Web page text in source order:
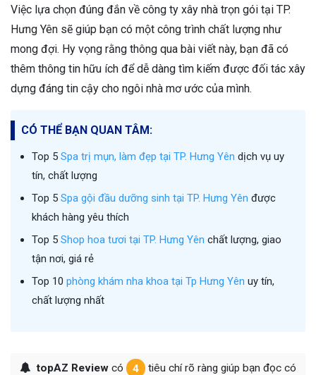
Việc lựa chọn đúng đắn về công ty xây nhà trọn gói tại TP.
Hưng Yên sẽ giúp bạn có một công trình chất lượng như
mong đợi. Hy vọng rằng thông qua bài viết này, bạn đã có
thêm thông tin hữu ích để dễ dàng tìm kiếm được đối tác xây
dựng đáng tin cậy cho ngôi nhà mơ ước của mình.
CÓ THỂ BẠN QUAN TÂM:
Top 5 Spa trị mụn, làm đẹp tại TP. Hưng Yên dịch vụ uy
tín, chất lượng
Top 5 Spa gội đầu dưỡng sinh tại TP. Hưng Yên được
khách hàng yêu thích
Top 5 Shop hoa tươi tại TP. Hưng Yên chất lượng, giao
tận nơi, giá rẻ
Top 10 phòng khám nha khoa tại Tp Hưng Yên uy tín,
chất lượng nhất
topAZ Reviewcó 4
tiêu chí rõ ràng giúp bạn đọc có